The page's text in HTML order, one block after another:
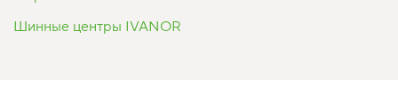
Шинные центры IVANOR